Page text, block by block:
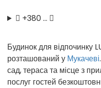
+380 …
Будинок для відпочинку
розташований у Мукачеві
сад, тераса та місце з
послуг гостей